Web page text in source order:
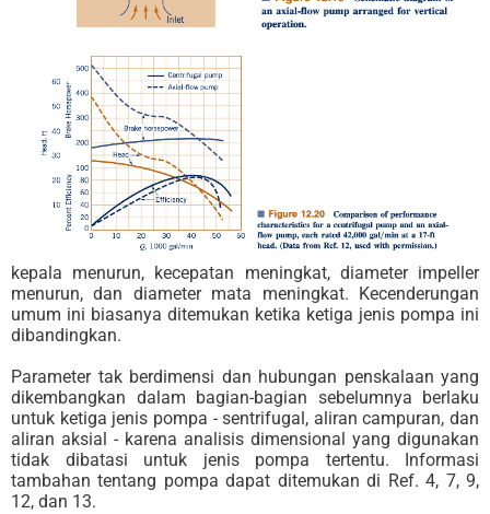
kepala menurun, kecepatan meningkat, diameter impeller
menurun, dan diameter mata meningkat. Kecenderungan
umum ini biasanya ditemukan ketika ketiga jenis pompa ini
dibandingkan.
Parameter tak berdimensi dan hubungan penskalaan yang
dikembangkan dalam bagian-bagian sebelumnya berlaku
untuk ketiga jenis pompa - sentrifugal, aliran campuran, dan
aliran aksial - karena analisis dimensional yang digunakan
tidak dibatasi untuk jenis pompa tertentu. Informasi
tambahan tentang pompa dapat ditemukan di Ref. 4, 7, 9,
12, dan 13.